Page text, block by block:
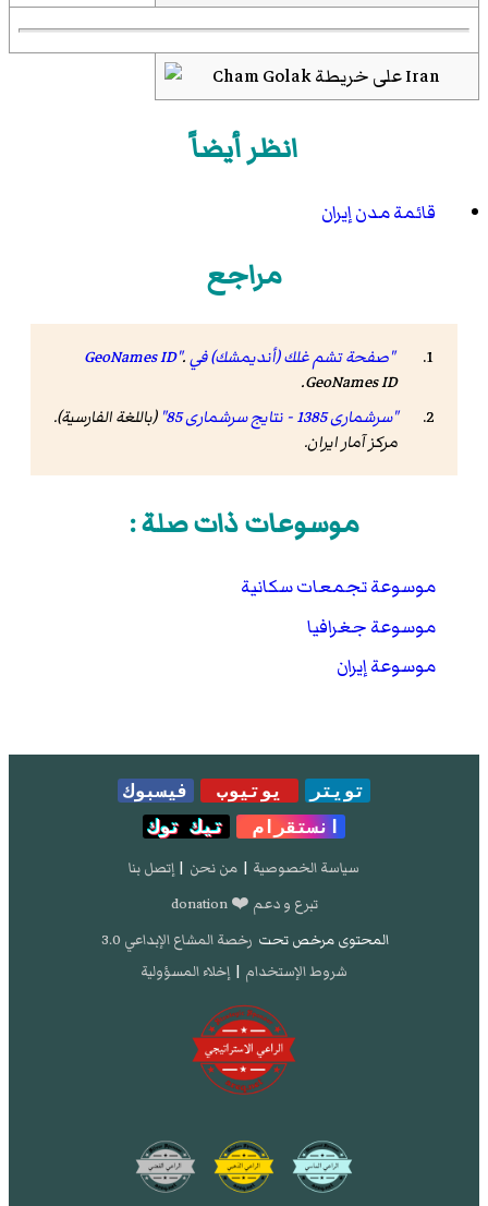
انظر أيضاً
قائمة مدن إيران
مراجع
"صفحة تشم غلك (أنديمشك) في GeoNames ID".
GeoNames ID
.
"سرشماری 1385 - نتایج سرشماری 85"
(باللغة الفارسية).
مرکز آمار ایران.
موسوعات ذات صلة :
موسوعة تجمعات سكانية
موسوعة جغرافيا
موسوعة إيران
تويتر يوتيوب
فيسبوك
انستقرام
تيك توك
سياسة الخصوصية | من نحن | إتصل بنا
تبرع و دعم ❤️ donation
المحتوى مرخص تحت رخصة المشاع الإبداعي 3.0
شروط الإستخدام | إخلاء المسؤولية